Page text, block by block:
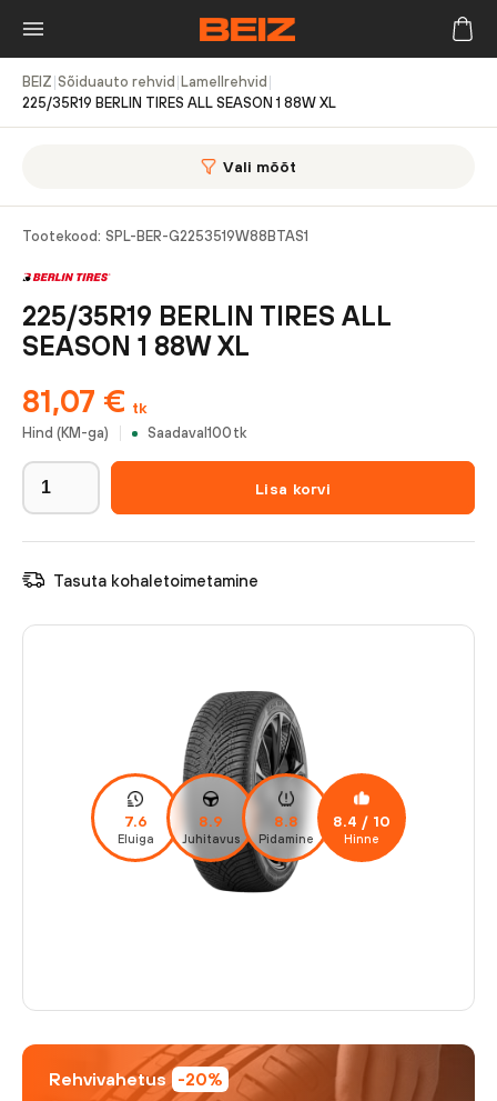
BEIZ Sõiduauto rehvid Lamellrehvid
225/35R19 BERLIN TIRES ALL SEASON 1 88W XL
Vali mõõt
7.6
Eluiga
8.9
Juhitavus
8.8
Pidamine
8.4 / 10
Hinne
Rehvivahetus -20%
Tootekood: SPL-BER-G2253519W88BTAS1
225/35R19 BERLIN TIRES ALL
SEASON 1 88W XL
81,07 € tk
Hind (KM-ga) Saadaval 100 tk
Lisa korvi
Tasuta kohaletoimetamine